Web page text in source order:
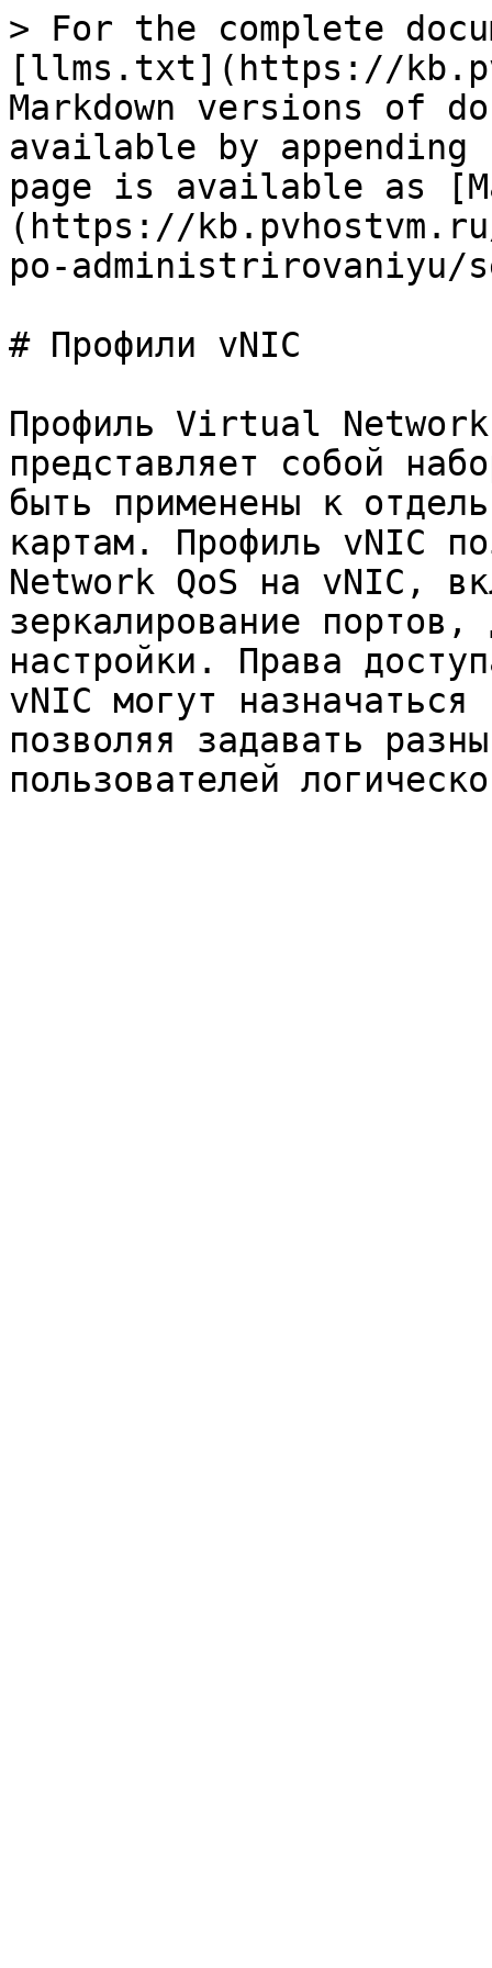
> For the complete
[llms.txt](https://
Markdown versions of
available by
page is available as
(https://
po-
# Профили vNIC
Профиль Virtual
представляет собой
быть применены к
картам. Профиль vNIC
Network QoS на vNIC,
зеркалирование портов,
настройки. Права
vNIC могут
позволяя задавать